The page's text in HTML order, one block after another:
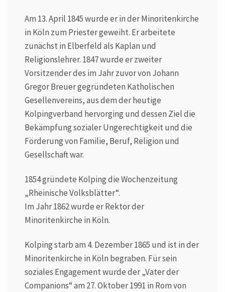
Am 13. April 1845 wurde er in der Minoritenkirche
in Köln zum Priester geweiht. Er arbeitete
zunächst in Elberfeld als Kaplan und
Religionslehrer. 1847 wurde er zweiter
Vorsitzender des im Jahr zuvor von Johann
Gregor Breuer gegründeten Katholischen
Gesellenvereins, aus dem der heutige
Kolpingverband hervorging und dessen Ziel die
Bekämpfung sozialer Ungerechtigkeit und die
Förderung von Familie, Beruf, Religion und
Gesellschaft war.
1854 gründete Kolping die Wochenzeitung
„Rheinische Volksblätter“.
Im Jahr 1862 wurde er Rektor der
Minoritenkirche in Köln.
Kolping starb am 4. Dezember 1865 und ist in der
Minoritenkirche in Köln begraben. Für sein
soziales Engagement wurde der „Vater der
Companions“ am 27. Oktober 1991 in Rom von